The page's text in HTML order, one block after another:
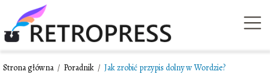
Strona główna / Poradnik / Jak zrobić przypis dolny w Wordzie?